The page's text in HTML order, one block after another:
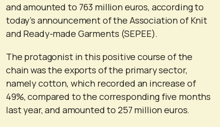
and amounted to 763 million euros, according to
today’s announcement of the Association of Knit
and Ready-made Garments (SEPEE).
The protagonist in this positive course of the
chain was the exports of the primary sector,
namely cotton, which recorded an increase of
49%, compared to the corresponding five months
last year, and amounted to 257 million euros.